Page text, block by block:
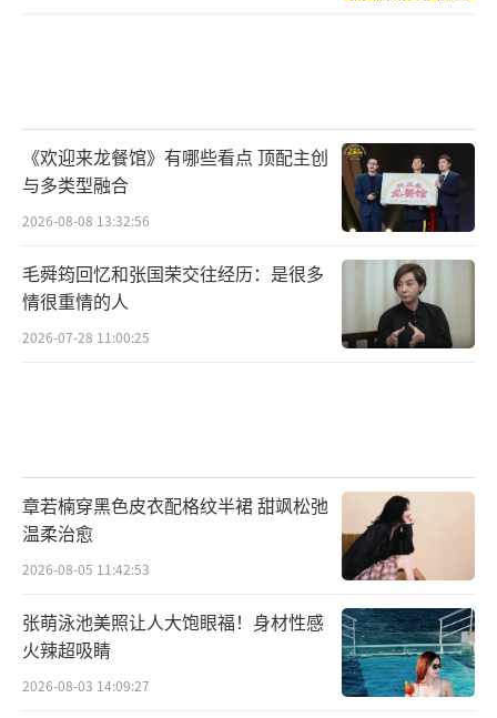
《欢迎来龙餐馆》有哪些看点 顶配主创
与多类型融合
2026-08-08 13:32:56
毛舜筠回忆和张国荣交往经历：是很多
情很重情的人
2026-07-28 11:00:25
章若楠穿黑色皮衣配格纹半裙 甜飒松弛
温柔治愈
2026-08-05 11:42:53
张萌泳池美照让人大饱眼福！身材性感
火辣超吸睛
2026-08-03 14:09:27